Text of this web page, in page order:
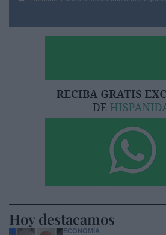
Hoy destacamos
ECONOMÍA